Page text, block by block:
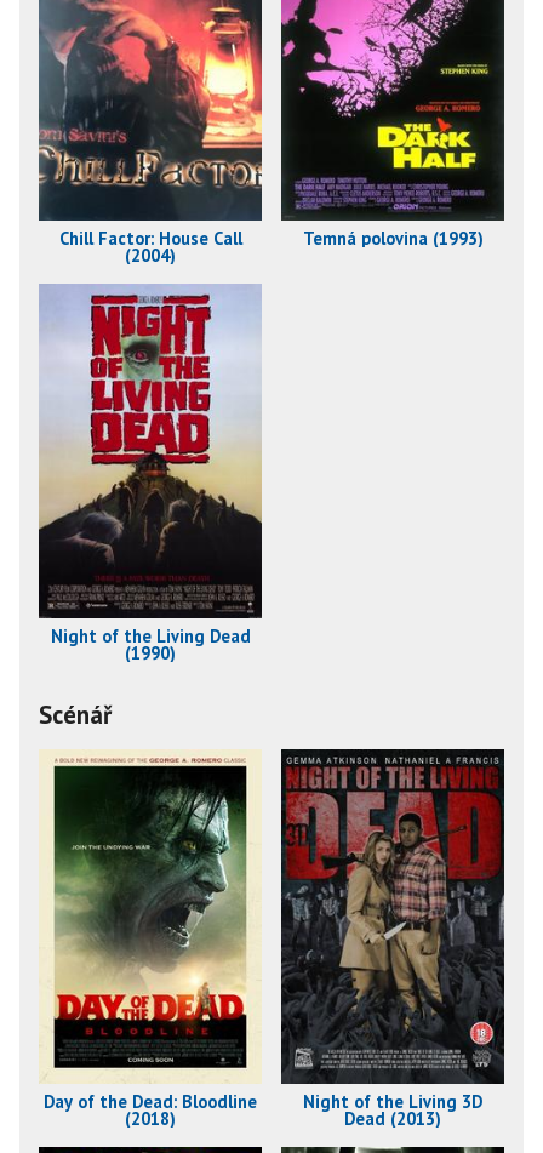
Chill Factor: House Call
(2004)
Temná polovina (1993)
Night of the Living Dead
(1990)
Scénář
Day of the Dead: Bloodline
(2018)
Night of the Living 3D
Dead (2013)